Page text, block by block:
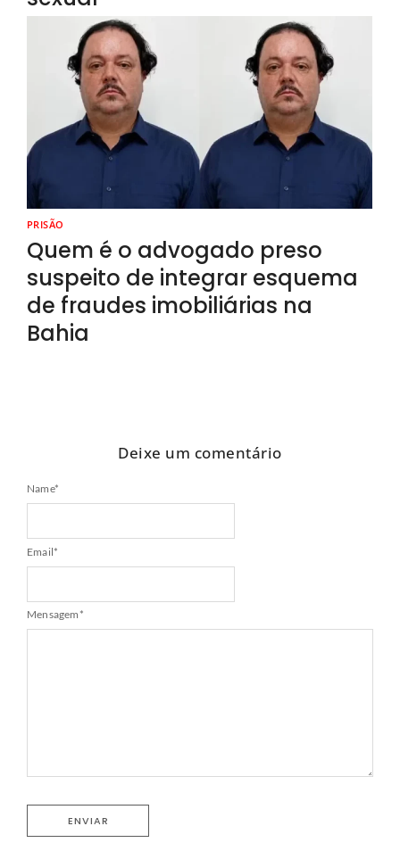
PRISÃO
Quem é o advogado preso
suspeito de integrar esquema
de fraudes imobiliárias na
Bahia
Deixe um comentário
Name*
Email*